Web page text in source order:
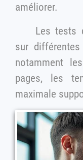
améliorer.
Les tests de
sur
notamment les temps de chargement des
pages, les
maximale